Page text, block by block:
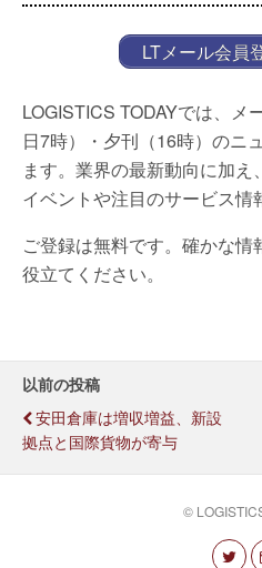
LTメール会員
LOGISTICS TODAYでは、メ
日7時）・夕刊（16時）のニ
ます。業界の最新動向に加
イベントや注目のサービス情
ご登録は無料です。確かな
役立てください。
以前の投稿
安田倉庫は増収増益、新設
拠点と国際貨物が寄与
©